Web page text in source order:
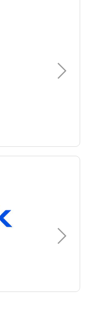
TP-LINK